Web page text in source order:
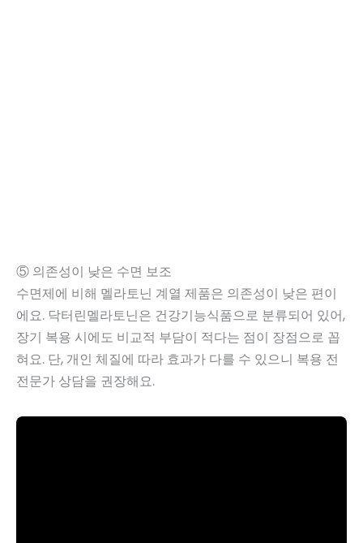
⑤ 의존성이 낮은 수면 보조
수면제에 비해 멜라토닌 계열 제품은 의존성이 낮은 편이
에요. 닥터린멜라토닌은 건강기능식품으로 분류되어 있어,
장기 복용 시에도 비교적 부담이 적다는 점이 장점으로 꼽
혀요. 단, 개인 체질에 따라 효과가 다를 수 있으니 복용 전
전문가 상담을 권장해요.